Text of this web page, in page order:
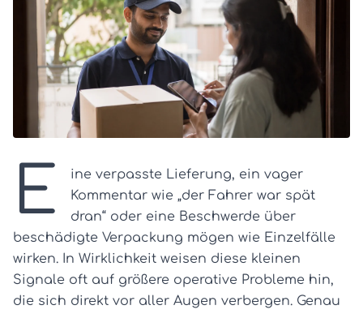
E
ine verpasste Lieferung, ein vager
Kommentar wie „der Fahrer war spät
dran“ oder eine Beschwerde über
beschädigte Verpackung mögen wie Einzelfälle
wirken. In Wirklichkeit weisen diese kleinen
Signale oft auf größere operative Probleme hin,
die sich direkt vor aller Augen verbergen. Genau